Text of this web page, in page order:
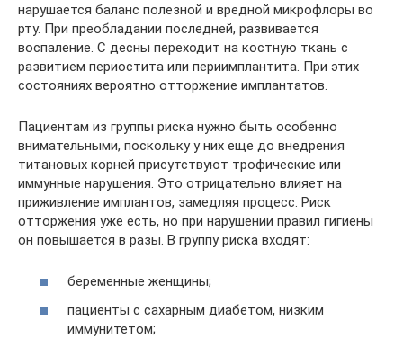
нарушается баланс полезной и вредной микрофлоры во
рту. При преобладании последней, развивается
воспаление. С десны переходит на костную ткань с
развитием периостита или периимплантита. При этих
состояниях вероятно отторжение имплантатов.
Пациентам из группы риска нужно быть особенно
внимательными, поскольку у них еще до внедрения
титановых корней присутствуют трофические или
иммунные нарушения. Это отрицательно влияет на
приживление имплантов, замедляя процесс. Риск
отторжения уже есть, но при нарушении правил гигиены
он повышается в разы. В группу риска входят:
беременные женщины;
пациенты с сахарным диабетом, низким
иммунитетом;